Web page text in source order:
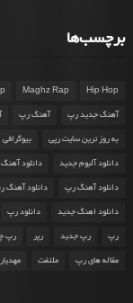
برچسب‌ها
Hip Hop
Maghz Rap
آهنگ جدید رپ آهنگ رپ
به روز ترین سایت رپی بیوگرافی
دانلود آلبوم جدید دانلود
دانلود آهنگ رپ دانلود آهنگ
دانلود اهنگ جدید دانلود رپ
رپ رپ جدید رپر رپ
مقاله های رپ ملتفت مهدیار